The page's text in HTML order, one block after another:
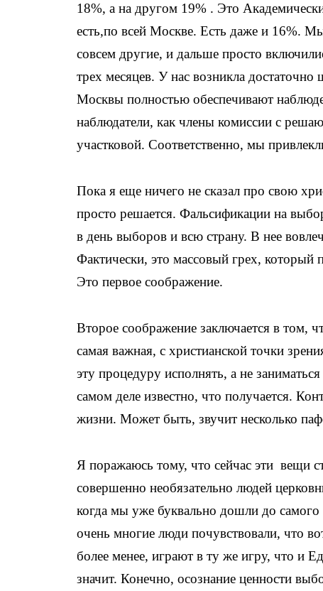
18%, а на другом 19% . Это
есть,по всей Москве. Есть даже и 16%.
совсем другие, и дальше просто
трех месяцев. У нас возникла
Москвы полностью обеспечивают
наблюдатели, как члены комиссии с
участковой. Соответственно, мы
Пока я еще ничего не сказал про свою
просто решается. Фальсификации на
в день выборов и всю страну. В нее
Фактически, это массовый грех, который
Это первое соображение.
Второе соображение заключается в том,
самая важная, с христианской точки
эту процедуру исполнять, а не
самом деле известно, что получается.
жизни. Может быть, звучит несколько
Я поражаюсь тому, что сейчас эти вещи
совершенно необязательно людей
когда мы уже буквально дошли до самого
очень многие люди почувствовали, что
более менее, играют в ту же игру, что и
значит. Конечно, осознание ценности